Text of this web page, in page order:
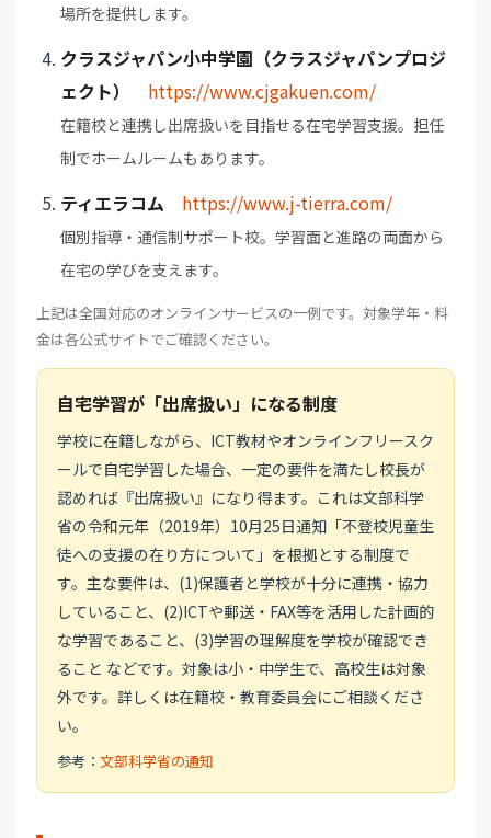
場所を提供します。
クラスジャパン小中学園（クラスジャパンプロジ
ェクト）
https://www.cjgakuen.com/
在籍校と連携し出席扱いを目指せる在宅学習支援。担任
制でホームルームもあります。
ティエラコム https://www.j-tierra.com/
個別指導・通信制サポート校。学習面と進路の両面から
在宅の学びを支えます。
上記は全国対応のオンラインサービスの一例です。対象学年・料
金は各公式サイトでご確認ください。
自宅学習が「出席扱い」になる制度
学校に在籍しながら、ICT教材やオンラインフリースク
ールで自宅学習した場合、一定の要件を満たし校長が
認めれば『出席扱い』になり得ます。これは文部科学
省の令和元年（2019年）10月25日通知「不登校児童生
徒への支援の在り方について」を根拠とする制度で
す。主な要件は、(1)保護者と学校が十分に連携・協力
していること、(2)ICTや郵送・FAX等を活用した計画的
な学習であること、(3)学習の理解度を学校が確認でき
ること などです。対象は小・中学生で、高校生は対象
外です。詳しくは在籍校・教育委員会にご相談くださ
い。
参考： 文部科学省の通知